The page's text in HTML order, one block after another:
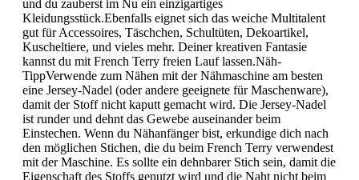
und du zauberst im Nu ein einzigartiges
Kleidungsstück.Ebenfalls eignet sich das weiche Multitalent
gut für Accessoires, Täschchen, Schultüten, Dekoartikel,
Kuscheltiere, und vieles mehr. Deiner kreativen Fantasie
kannst du mit French Terry freien Lauf lassen.Näh-
TippVerwende zum Nähen mit der Nähmaschine am besten
eine Jersey-Nadel (oder andere geeignete für Maschenware),
damit der Stoff nicht kaputt gemacht wird. Die Jersey-Nadel
ist runder und dehnt das Gewebe auseinander beim
Einstechen. Wenn du Nähanfänger bist, erkundige dich nach
den möglichen Stichen, die du beim French Terry verwendest
mit der Maschine. Es sollte ein dehnbarer Stich sein, damit die
Eigenschaft des Stoffs genutzt wird und die Naht nicht beim